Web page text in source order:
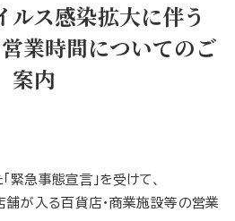
ルス感染拡大に伴う
営業時間についてのご
案内
緊急事態宣言」を受けて、
舗が入る百貨店・商業施設等の営業